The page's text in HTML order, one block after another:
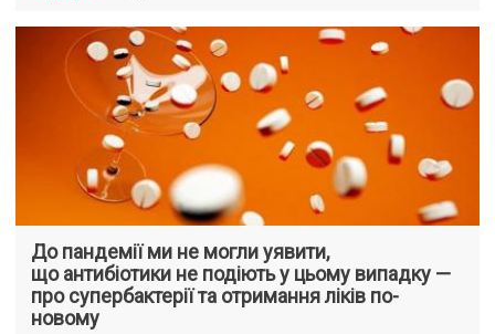
До пандемії ми не могли уявити,
що антибіотики не подіють у цьому випадку —
про супербактерії та отримання ліків по-
новому